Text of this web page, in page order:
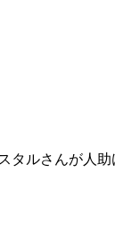
タルさんが人